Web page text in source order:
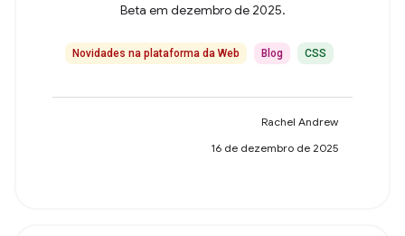
Beta em dezembro de 2025.
Novidades na plataforma da Web Blog CSS
Rachel Andrew
16 de dezembro de 2025